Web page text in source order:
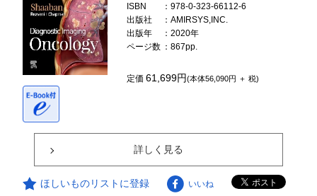
ISBN
：978-0-323-66112-6
出版社
：AMIRSYS,INC.
出版年
：2020年
ページ数 ：867pp.
定価61,699円(本体56,090円 ＋ 税)
詳しく見る
ほしいものリストに登録 いいね